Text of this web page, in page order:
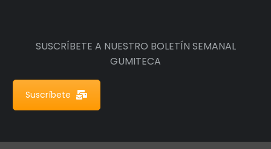
SUSCRÍBETE A NUESTRO BOLETÍN SEMANAL
GUMITECA
Suscríbete